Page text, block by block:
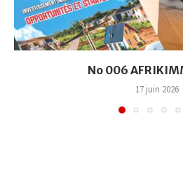
No 006
17 juin 2026